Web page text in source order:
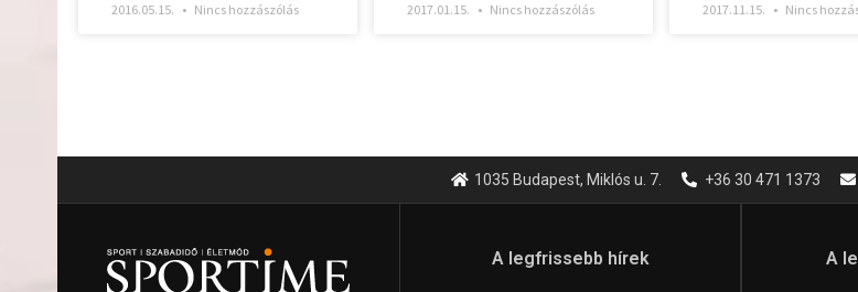
2016.05.15. Nincs hozzászólás 2017.01.15. Nincs hozzászólás 2017.11.15. Nincs
1035 Budapest, Miklós u. 7. +36 30 471 1373
A legfrissebb hírek A